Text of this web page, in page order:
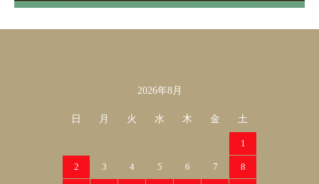
2026年8月
日 月 火 水 木 金 土
1
2 3 4 5 6 7 8